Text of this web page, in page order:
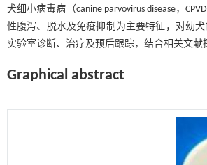
犬细小病毒病（canine parvovirus disease，
性腹泻、脱水及免疫抑制为主要特征，对幼
实验室诊断、治疗及预后跟踪，结合相关文
Graphical abstract